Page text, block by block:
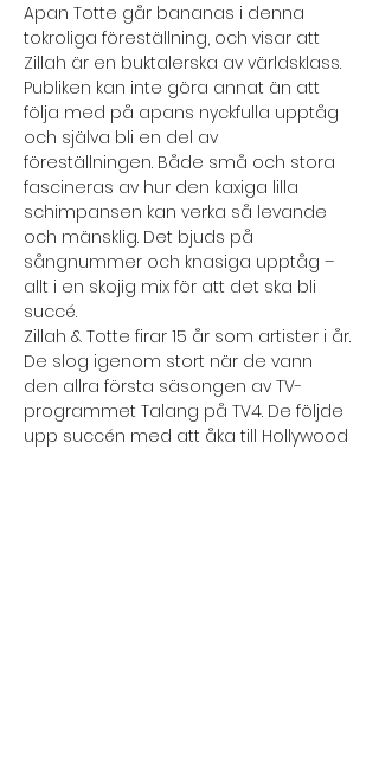
Apan Totte går bananas i denna
tokroliga föreställning, och visar att
Zillah är en buktalerska av världsklass.
Publiken kan inte göra annat än att
följa med på apans nyckfulla upptåg
och själva bli en del av
föreställningen. Både små och stora
fascineras av hur den kaxiga lilla
schimpansen kan verka så levande
och mänsklig. Det bjuds på
sångnummer och knasiga upptåg –
allt i en skojig mix för att det ska bli
succé.
Zillah & Totte firar 15 år som artister i år.
De slog igenom stort när de vann
den allra första säsongen av TV-
programmet Talang på TV4. De följde
upp succén med att åka till Hollywood